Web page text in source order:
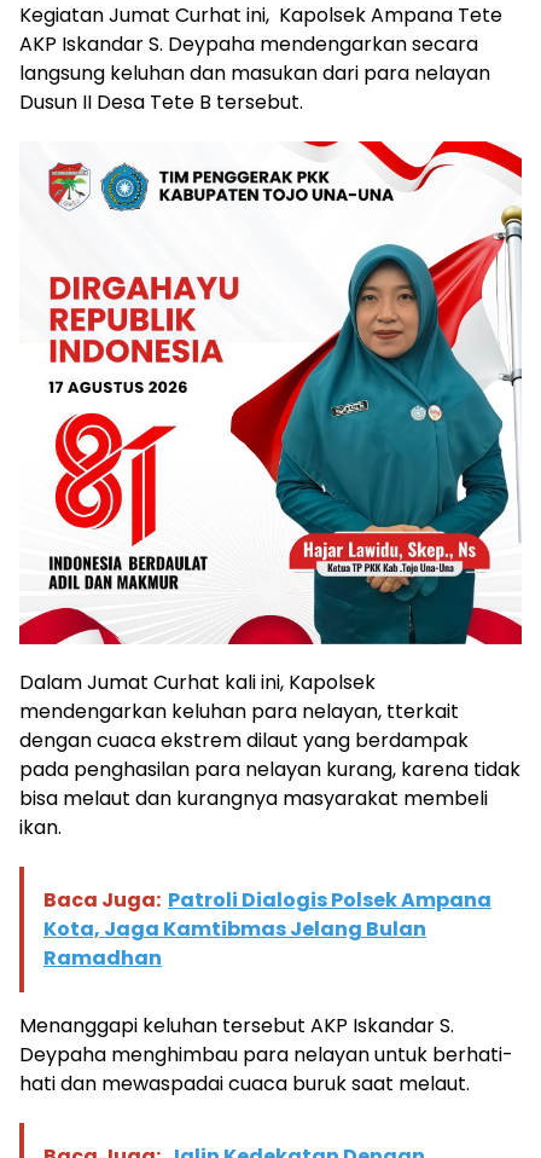
Kegiatan Jumat Curhat ini, Kapolsek Ampana Tete
AKP Iskandar S. Deypaha mendengarkan secara
langsung keluhan dan masukan dari para nelayan
Dusun II Desa Tete B tersebut.
Dalam Jumat Curhat kali ini, Kapolsek
mendengarkan keluhan para nelayan, tterkait
dengan cuaca ekstrem dilaut yang berdampak
pada penghasilan para nelayan kurang, karena tidak
bisa melaut dan kurangnya masyarakat membeli
ikan.
Baca Juga: Patroli Dialogis Polsek Ampana
Kota, Jaga Kamtibmas Jelang Bulan
Ramadhan
Menanggapi keluhan tersebut AKP Iskandar S.
Deypaha menghimbau para nelayan untuk berhati-
hati dan mewaspadai cuaca buruk saat melaut.